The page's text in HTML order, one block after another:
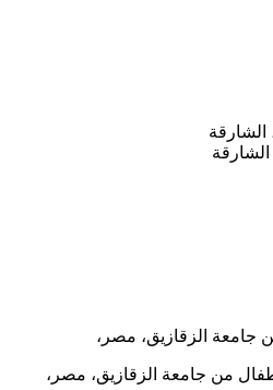
الشارقة
جامعة الزقازيق، مصر،
من جامعة الزقازيق، مصر،